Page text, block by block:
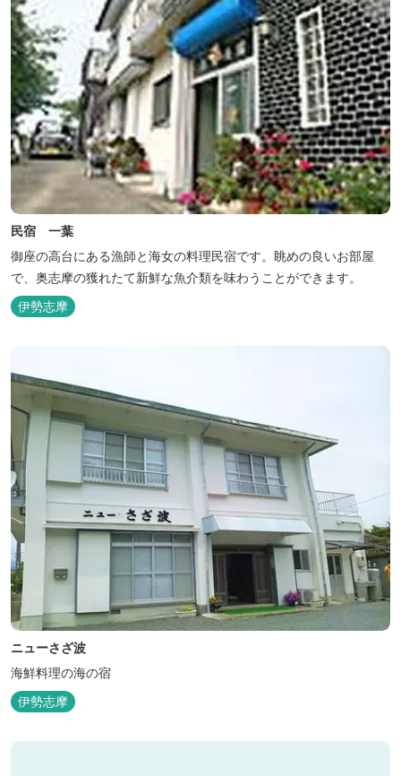
民宿 一葉
御座の高台にある漁師と海女の料理民宿です。眺めの良いお部屋
で、奥志摩の獲れたて新鮮な魚介類を味わうことができます。
伊勢志摩
ニューさざ波
海鮮料理の海の宿
伊勢志摩